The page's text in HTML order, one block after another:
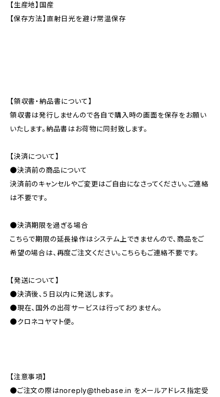
【生産地】国産
【保存方法】直射日光を避け常温保存
【領収書・納品書について】
領収書は発行しませんので各自で購入時の画面を保存をお願い
いたします。納品書はお荷物に同封致します。
【決済について】
●決済前の商品について
決済前のキャンセルやご変更はご自由になさってください。ご連絡
は不要です。
●決済期限を過ぎる場合
こちらで期限の延長操作はシステム上できませんので、商品をご
希望の場合は、再度ご注文ください。こちらもご連絡不要です。
【発送について】
●決済後、５日以内に発送します。
●現在、国外の出荷サービスは行っておりません。
●クロネコヤマト便。
【注意事項】
●ご注文の際はnoreply@thebase.in をメールアドレス指定受